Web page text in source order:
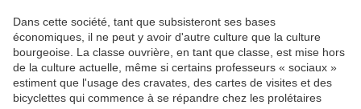
Dans cette société, tant que subsisteront ses bases
économiques, il ne peut y avoir d'autre culture que la culture
bourgeoise. La classe ouvrière, en tant que classe, est mise hors
de la culture actuelle, même si certains professeurs « sociaux »
estiment que l'usage des cravates, des cartes de visites et des
bicyclettes qui commence à se répandre chez les prolétaires